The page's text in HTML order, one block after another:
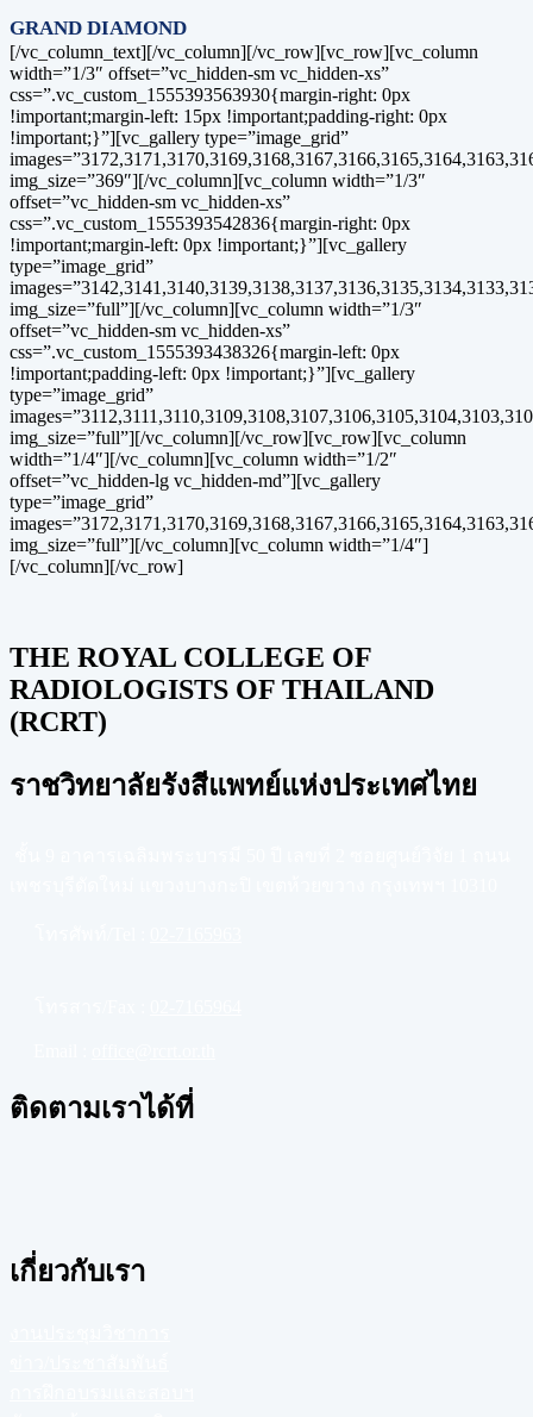
GRAND DIAMOND
[/vc_column_text][/vc_column][/vc_row][vc_row][vc_column
width=”1/3″ offset=”vc_hidden-sm vc_hidden-xs”
css=”.vc_custom_1555393563930{margin-right: 0px
!important;margin-left: 15px !important;padding-right: 0px
!important;}”][vc_gallery type=”image_grid”
img_size=”369″][/vc_column][vc_column width=”1/3″
offset=”vc_hidden-sm vc_hidden-xs”
css=”.vc_custom_1555393542836{margin-right: 0px
!important;margin-left: 0px !important;}”][vc_gallery
type=”image_grid”
img_size=”full”][/vc_column][vc_column width=”1/3″
offset=”vc_hidden-sm vc_hidden-xs”
css=”.vc_custom_1555393438326{margin-left: 0px
!important;padding-left: 0px !important;}”][vc_gallery
type=”image_grid”
img_size=”full”][/vc_column][/vc_row][vc_row][vc_column
width=”1/4″][/vc_column][vc_column width=”1/2″
offset=”vc_hidden-lg vc_hidden-md”][vc_gallery
type=”image_grid”
img_size=”full”][/vc_column][vc_column width=”1/4″]
[/vc_column][/vc_row]
THE ROYAL COLLEGE OF
RADIOLOGISTS OF THAILAND
(RCRT)
ราชวิทยาลัยรังสีแพทย์แห่งประเทศไทย
ติดตามเราได้ที่
เกี่ยวกับเรา